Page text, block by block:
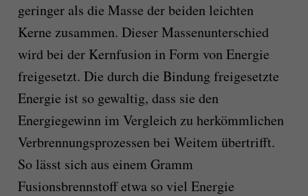
geringer als die Masse der beiden leichten
Kerne zusammen. Dieser Massenunterschied
wird bei der Kernfusion in Form von Energie
freigesetzt. Die durch die Bindung freigesetzte
Energie ist so gewaltig, dass sie den
Energiegewinn im Vergleich zu herkömmlichen
Verbrennungsprozessen bei Weitem übertrifft.
So lässt sich aus einem Gramm
Fusionsbrennstoff etwa so viel Energie